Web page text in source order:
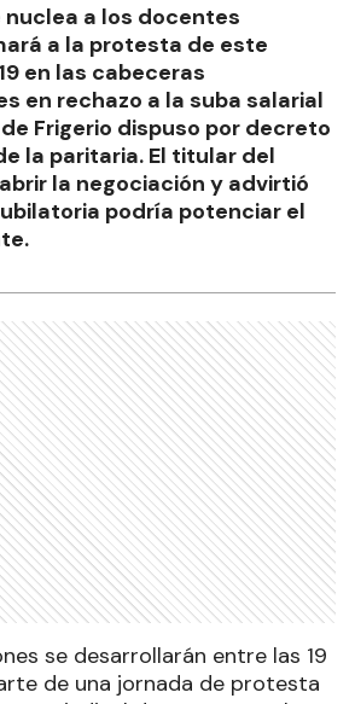
nuclea a los docentes
a la protesta de este
en las cabeceras
en rechazo a la suba salarial
Frigerio dispuso por decreto
la paritaria. El titular del
la negociación y advirtió
podría potenciar el
se desarrollarán entre las 19
de una jornada de protesta